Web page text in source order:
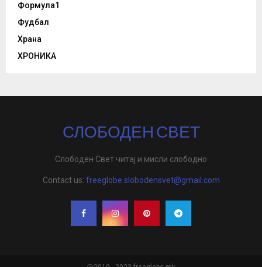
Формула1
Фудбал
Храна
ХРОНИКА
СЛОБОДЕН СВЕТ
Слободен Свет читај и мисли слободно
Contact us: freeglobe.slobodensvet@gmail.com